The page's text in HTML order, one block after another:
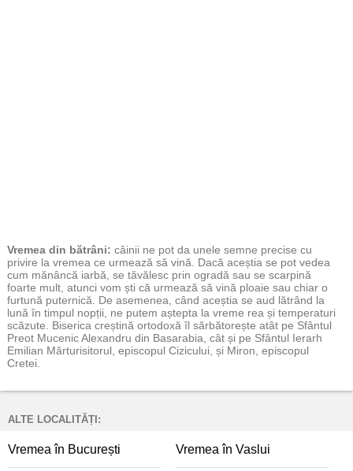
Vremea din bătrâni: câinii ne pot da unele semne precise cu
privire la vremea ce urmează să vină. Dacă aceștia se pot vedea
cum mănâncă iarbă, se tăvălesc prin ogradă sau se scarpină
foarte mult, atunci vom ști că urmează să vină ploaie sau chiar o
furtună puternică. De asemenea, când aceștia se aud lătrând la
lună în timpul nopții, ne putem aștepta la vreme rea și temperaturi
scăzute. Biserica creștină ortodoxă îl sărbătorește atât pe Sfântul
Preot Mucenic Alexandru din Basarabia, cât și pe Sfântul Ierarh
Emilian Mărturisitorul, episcopul Cizicului, și Miron, episcopul
Cretei.
ALTE LOCALITĂȚI:
Vremea în București Vremea în Vaslui